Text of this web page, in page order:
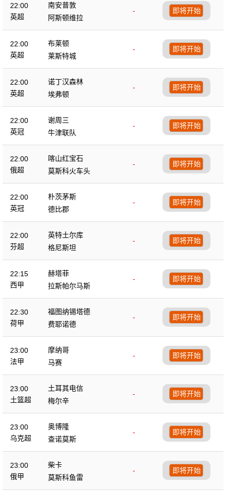
22:00
英超
南安普敦
-
阿斯顿维拉
即将开始
22:00
英超
布莱顿
-
莱斯特城
即将开始
22:00
英超
诺丁汉森林
-
埃弗顿
即将开始
22:00
英冠
谢周三
-
牛津联队
即将开始
22:00
俄超
喀山红宝石
-
莫斯科火车头
即将开始
22:00
英冠
朴茨茅斯
-
德比郡
即将开始
22:00
芬超
英特土尔库
-
格尼斯坦
即将开始
22:15
西甲
赫塔菲
-
拉斯帕尔马斯
即将开始
22:30
荷甲
福图纳锡塔德
-
费耶诺德
即将开始
23:00
法甲
摩纳哥
-
马赛
即将开始
23:00
土篮超
土耳其电信
-
梅尔辛
即将开始
23:00
乌克超
奥博隆
-
查诺莫斯
即将开始
23:00
俄甲
柴卡
-
莫斯科鱼雷
即将开始